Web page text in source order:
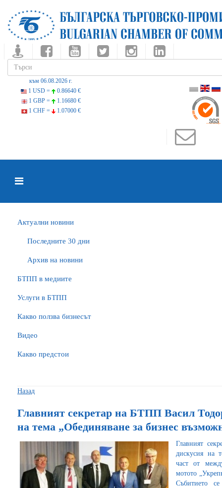
към 06.08.2026 г.
1 USD =
0.86640 €
1 GBP =
1.16680 €
1 CHF =
1.07000 €
Актуални новини
Последните 30 дни
Архив на новини
БTПП в медиите
Услуги в БТПП
Какво ползва бизнесът
Видео
Какво предстои
Назад
Главният секретар на БТПП Васил
на тема „Обединяване за бизнес
Главният
дискусия на
част от
мотото
Събитието